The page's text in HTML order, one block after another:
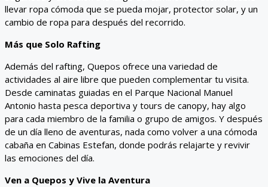
llevar ropa cómoda que se pueda mojar, protector solar, y un
cambio de ropa para después del recorrido.
Más que Solo Rafting
Además del rafting, Quepos ofrece una variedad de
actividades al aire libre que pueden complementar tu visita.
Desde caminatas guiadas en el Parque Nacional Manuel
Antonio hasta pesca deportiva y tours de canopy, hay algo
para cada miembro de la familia o grupo de amigos. Y después
de un día lleno de aventuras, nada como volver a una cómoda
cabaña en Cabinas Estefan, donde podrás relajarte y revivir
las emociones del día.
Ven a Quepos y Vive la Aventura